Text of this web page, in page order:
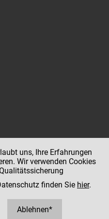
uns, Ihre Erfahrungen
Wir verwenden Cookies
finden Sie hier.
Ablehnen*